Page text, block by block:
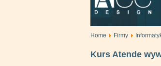
Home Firmy
Kurs Atende